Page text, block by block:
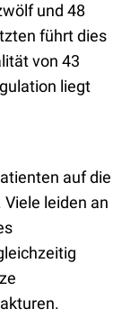
und 48
führt dies
von 43
liegt
auf die
leiden an